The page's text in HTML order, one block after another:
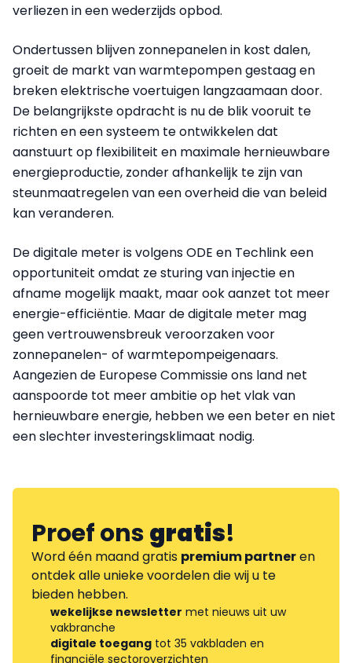
verliezen in een wederzijds opbod.
Ondertussen blijven zonnepanelen in kost dalen,
groeit de markt van warmtepompen gestaag en
breken elektrische voertuigen langzaamaan door.
De belangrijkste opdracht is nu de blik vooruit te
richten en een systeem te ontwikkelen dat
aanstuurt op flexibiliteit en maximale hernieuwbare
energieproductie, zonder afhankelijk te zijn van
steunmaatregelen van een overheid die van beleid
kan veranderen.
De digitale meter is volgens ODE en Techlink een
opportuniteit omdat ze sturing van injectie en
afname mogelijk maakt, maar ook aanzet tot meer
energie-efficiëntie. Maar de digitale meter mag
geen vertrouwensbreuk veroorzaken voor
zonnepanelen- of warmtepompeigenaars.
Aangezien de Europese Commissie ons land net
aanspoorde tot meer ambitie op het vlak van
hernieuwbare energie, hebben we een beter en niet
een slechter investeringsklimaat nodig.
Proef onsgratis!
Word één maand gratis premium partneren
ontdek alle unieke voordelen die wij u te
bieden hebben.
wekelijkse newsletter met nieuws uit uw
vakbranche
digitale toegang tot 35 vakbladen en
financiële sectoroverzichten